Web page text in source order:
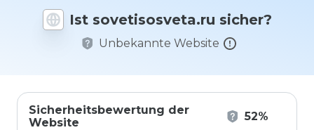
Ist sovetisosveta.ru sicher?
Unbekannte Website
Sicherheitsbewertung der
Website
52%
auf einer
Skala von
1 bis 5